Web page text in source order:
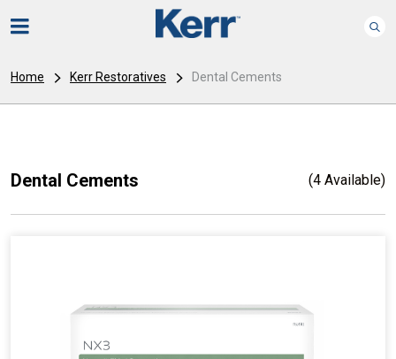
Home Kerr Restoratives Dental Cements
Dental Cements (4 Available)